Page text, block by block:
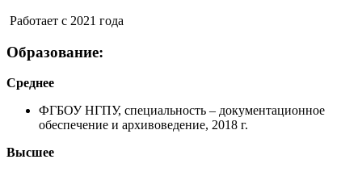
Работает с 2021 года
Образование:
Среднее
ФГБОУ НГПУ, специальность – документационное
обеспечение и архивоведение, 2018 г.
Высшее